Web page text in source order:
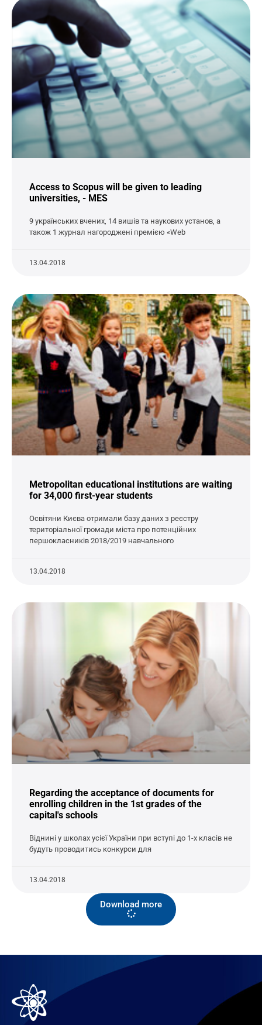
Access to Scopus will be given to leading
universities, - MES
9 українських вчених, 14 вишів та наукових установ, а
також 1 журнал нагороджені премією «Web
13.04.2018
Metropolitan educational institutions are waiting
for 34,000 first-year students
Освітяни Києва отримали базу даних з реєстру
територіальної громади міста про потенційних
першокласників 2018/2019 навчального
13.04.2018
Regarding the acceptance of documents for
enrolling children in the 1st grades of the
capital's schools
Віднині у школах усієї України при вступі до 1-х класів не
будуть проводитись конкурси для
13.04.2018
Download more